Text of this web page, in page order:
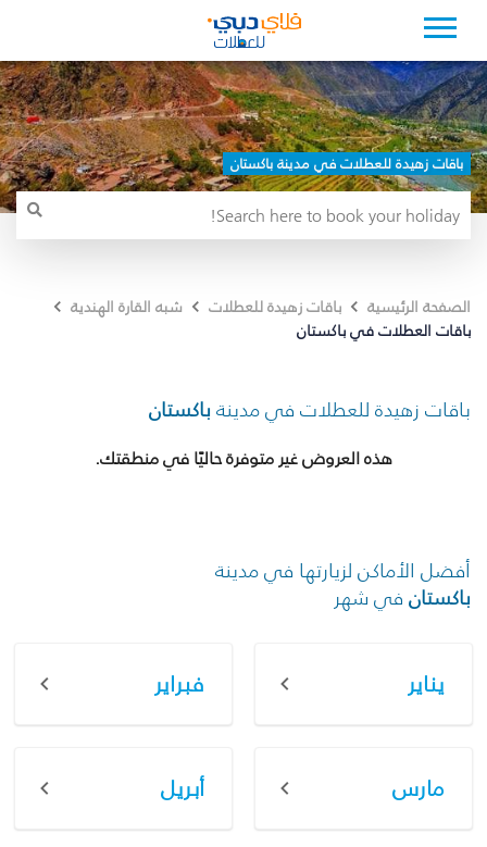
باقات زهيدة للعطلات في مدينة باكستان
الصفحة الرئيسية باقات زهيدة للعطلات
شبه القارة الهندية
باقات العطلات في باكستان
باقات زهيدة للعطلات في مدينة باكستان
هذه العروض غير متوفرة حاليًا في منطقتك.
أفضل الأماكن لزيارتها في مدينة
باكستان في شهر
يناير فبراير
مارس أبريل